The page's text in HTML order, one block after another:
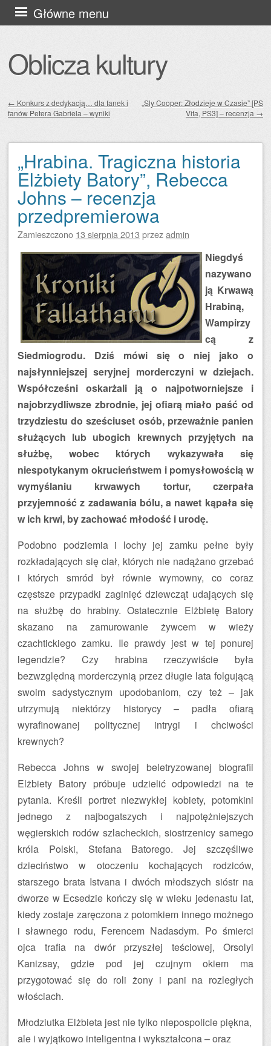
Oblicza kultury
Główne menu
Przejdź
do
Zobacz wpisy
← Konkurs z dedykacją… dla fanek i
fanów Petera Gabriela – wyniki
„Sly Cooper: Złodzieje w Czasie” [PS
Vita, PS3] – recenzja →
„Hrabina. Tragiczna historia
Elżbiety Batory”, Rebecca
Johns – recenzja
przedpremierowa
Zamieszczono 13 sierpnia 2013 przezadmin
Niegdyś
nazywano
ją Krwawą
Hrabiną,
Wampirzy
cą z
Siedmiogrodu. Dziś mówi się o niej jako o
najsłynniejszej seryjnej morderczyni w dziejach.
Współcześni oskarżali ją o najpotworniejsze i
najobrzydliwsze zbrodnie, jej ofiarą miało paść od
trzydziestu do sześciuset osób, przeważnie panien
służących lub ubogich krewnych przyjętych na
służbę, wobec których wykazywała się
niespotykanym okrucieństwem i pomysłowością w
wymyślaniu krwawych tortur, czerpała
przyjemność z zadawania bólu, a nawet kąpała się
w ich krwi, by zachować młodość i urodę.
Podobno podziemia i lochy jej zamku pełne były
rozkładających się ciał, których nie nadążano grzebać
i których smród był równie wymowny, co coraz
częstsze przypadki zaginięć dziewcząt udających się
na służbę do hrabiny. Ostatecznie Elżbietę Batory
skazano na zamurowanie żywcem w wieży
czachtickiego zamku. Ile prawdy jest w tej ponurej
legendzie? Czy hrabina rzeczywiście była
bezwzględną morderczynią przez długie lata folgującą
swoim sadystycznym upodobaniom, czy też – jak
utrzymują niektórzy historycy – padła ofiarą
wyrafinowanej politycznej intrygi i chciwości
krewnych?
Rebecca Johns w swojej beletryzowanej biografii
Elżbiety Batory próbuje udzielić odpowiedzi na te
pytania. Kreśli portret niezwykłej kobiety, potomkini
jednego z najbogatszych i najpotężniejszych
węgierskich rodów szlacheckich, siostrzenicy samego
króla Polski, Stefana Batorego. Jej szczęśliwe
dzieciństwo w otoczeniu kochających rodziców,
starszego brata Istvana i dwóch młodszych sióstr na
dworze w Ecsedzie kończy się w wieku jedenastu lat,
kiedy zostaje zaręczona z potomkiem innego możnego
i sławnego rodu, Ferencem Nadasdym. Po śmierci
ojca trafia na dwór przyszłej teściowej, Orsolyi
Kanizsay, gdzie pod jej czujnym okiem ma
przygotować się do roli żony i pani na rozległych
włościach.
Młodziutka Elżbieta jest nie tylko niepospolicie piękna,
ale i wyjątkowo inteligentna i wykształcona – oraz